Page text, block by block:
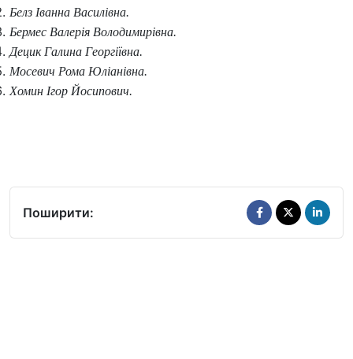
Белз Іванна Василівна.
Бермес Валерія Володимирівна.
Децик Галина Георгіївна.
Мосевич Рома Юліанівна.
Хомин Ігор Йосипович.
Поширити: